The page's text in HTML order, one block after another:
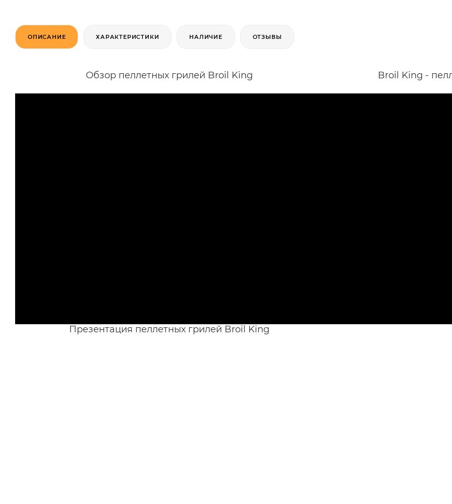
ОПИСАНИЕ ХАРАКТЕРИСТИКИ НАЛИЧИЕ ОТЗЫВЫ
Обзор пеллетных грилей Broil King Broil King -
Презентация пеллетных грилей Broil King